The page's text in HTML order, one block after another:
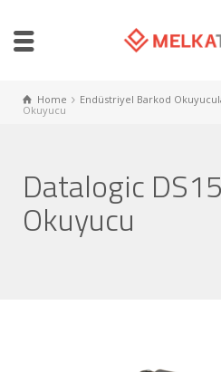
Home Endüstriyel Barkod
Okuyucu
Datalogic
Okuyucu